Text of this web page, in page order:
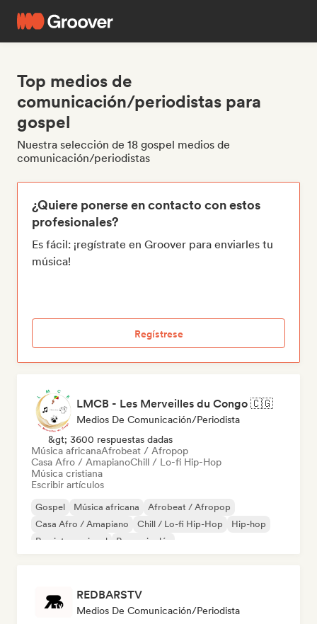
Top medios de
comunicación/periodistas para
gospel
Nuestra selección de 18 gospel medios de
comunicación/periodistas
¿Quiere ponerse en contacto con estos
profesionales?
Es fácil: ¡regístrate en Groover para enviarles tu
música!
Regístrese
LMCB - Les Merveilles du Congo 🇨🇬
Medios De Comunicación/Periodista
&gt; 3600 respuestas dadas
Música africanaAfrobeat / Afropop
Casa Afro / AmapianoChill / Lo-fi Hip-Hop
Música cristiana
Escribir artículos
Gospel Música africana
Afrobeat / Afropop
Casa Afro / Amapiano
Chill / Lo-fi Hip-Hop
Hip-hop
Rap internacional
Rap en inglés
REDBARSTV
Medios De Comunicación/Periodista